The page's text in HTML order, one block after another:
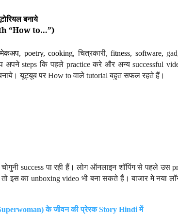
बनाये
“How to…”)
poetry, cooking,चित्रकारी, fitness, software,
अपने steps कि पहले practice करे और अन्य successful
यूट्यूब पर How to वाले tutorial बहुत सफल रहते हैं।
success पा रही हैं। लोग ऑनलाइन शॉपिंग से पहले उस
इस का unboxing video भी बना सकते हैं। बाजार मे नया
के जीवन की प्रेरक Story Hindiमें